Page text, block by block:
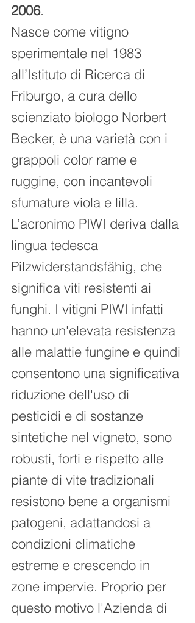
2006.
Nasce come vitigno
sperimentale nel 1983
all’Istituto di Ricerca di
Friburgo, a cura dello
scienziato biologo Norbert
Becker, è una varietà con i
grappoli color rame e
ruggine, con incantevoli
sfumature viola e lilla.
L’acronimo PIWI deriva dalla
lingua tedesca
Pilzwiderstandsfähig, che
significa viti resistenti ai
funghi. I vitigni PIWI infatti
hanno un'elevata resistenza
alle malattie fungine e quindi
consentono una significativa
riduzione dell'uso di
pesticidi e di sostanze
sintetiche nel vigneto, sono
robusti, forti e rispetto alle
piante di vite tradizionali
resistono bene a organismi
patogeni, adattandosi a
condizioni climatiche
estreme e crescendo in
zone impervie. Proprio per
questo motivo l'Azienda di